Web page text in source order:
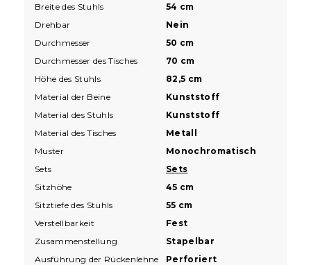
Breite des Stuhls
54 cm
Drehbar
Nein
Durchmesser
50 cm
Durchmesser des Tisches
70 cm
Höhe des Stuhls
82,5 cm
Material der Beine
Kunststoff
Material des Stuhls
Kunststoff
Material des Tisches
Metall
Muster
Monochromatisch
Sets
Sets
Sitzhöhe
45 cm
Sitztiefe des Stuhls
55 cm
Verstellbarkeit
Fest
Zusammenstellung
Stapelbar
Ausführung der Rückenlehne
Perforiert